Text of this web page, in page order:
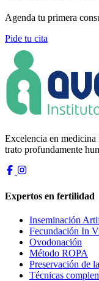
Agenda tu primera
Pide tu cita
Excelencia en
trato profundamente
Expertos en fertilidad
Inseminación
Fecundación In
Ovodonación
Método ROPA
Preservación de
Técnicas